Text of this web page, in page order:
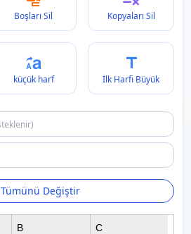
Boşları Sil Kopyaları Sil
küçük harf İlk Harfi Büyük
Tümünü Değiştir
B C